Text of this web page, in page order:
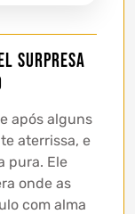
Surpresa
após alguns
aterrissa, e
pura. Ele
onde as
com alma